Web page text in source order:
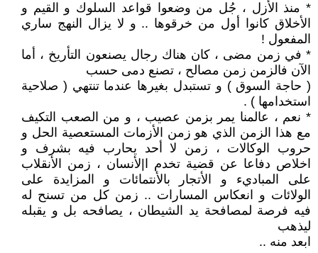
* منذ الأزل ، جُل من وضعوا قواعد السلوك و القيم و
الأخلاق كانوا أول من خرقوها .. و لا يزال النهج ساري
المفعول !
* في زمن مضى ، كان هناك رجال يصنعون التأريخ ، أما
الآن فالزمن زمن مصالح ، تصنع دمى حسب
( حاجة السوق ) و تستبدل بغيرها عندما تنتهي ( صلاحية
استخدامها ) .
* نعم ، عالمنا يمر بزمن عصيب ، و من الصعب التكيف
مع هذا الزمن الذي هو زمن الأزمات المستعصية الحل و
حروب الوكالات ، زمن لا أحد يحارب فيه بشرف و
اخلاص دفاعا عن قضية تخدم ا|لأنسان ، زمن الأنقلاب
على المباديء و الأتجار بالأنتمائات و المزايدة على
الولائات و انعكاس المسارات .. زمن كل من تسنح له
فيه فرصة لمصافحة يد الشيطان ، يصافحه بل و يقبله
ليذهب
ابعد منه ..